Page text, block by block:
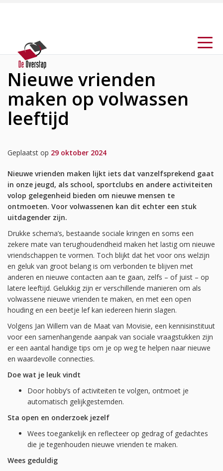
Nieuwe vrienden
maken op volwassen
leeftijd
Geplaatst op 29 oktober 2024
Nieuwe vrienden maken lijkt iets dat vanzelfsprekend gaat
in onze jeugd, als school, sportclubs en andere activiteiten
volop gelegenheid bieden om nieuwe mensen te
ontmoeten. Voor volwassenen kan dit echter een stuk
uitdagender zijn.
Drukke schema’s, bestaande sociale kringen en soms een
zekere mate van terughoudendheid maken het lastig om nieuwe
vriendschappen te vormen. Toch blijkt dat het voor ons welzijn
en geluk van groot belang is om verbonden te blijven met
anderen en nieuwe contacten aan te gaan, zelfs – of juist – op
latere leeftijd. Gelukkig zijn er verschillende manieren om als
volwassene nieuwe vrienden te maken, en met een open
houding en een beetje lef kan iedereen hierin slagen.
Volgens Jan Willem van de Maat van Movisie, een kennisinstituut
voor een samenhangende aanpak van sociale vraagstukken zijn
er een aantal handige tips om je op weg te helpen naar nieuwe
en waardevolle connecties.
Doe wat je leuk vindt
Door hobby’s of activiteiten te volgen, ontmoet je
automatisch gelijkgestemden.
Sta open en onderzoek jezelf
Wees toegankelijk en reflecteer op gedrag of gedachtes
die je tegenhouden nieuwe vrienden te maken.
Wees geduldig